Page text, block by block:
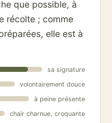
que possible, à
récolte ; comme
elle est à
sa signature
volontairement douce
à peine présente
chair charnue, croquante